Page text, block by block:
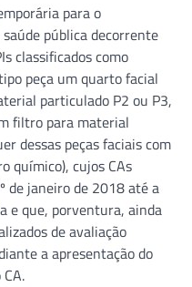
para o
pública decorrente
classificados como
peça um quarto facial
particulado P2 ou P3,
filtro para material
dessas peças faciais com
químico), cujos CAs
de janeiro de 2018 até a
e que, porventura, ainda
de avaliação
a apresentação do